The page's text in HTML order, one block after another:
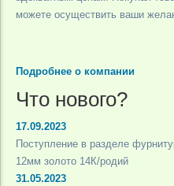
можете осуществить ваши
Подробнее о компании
Что нового?
17.09.2023
Поступление в разделе
12мм золото 14К/родий
31.05.2023